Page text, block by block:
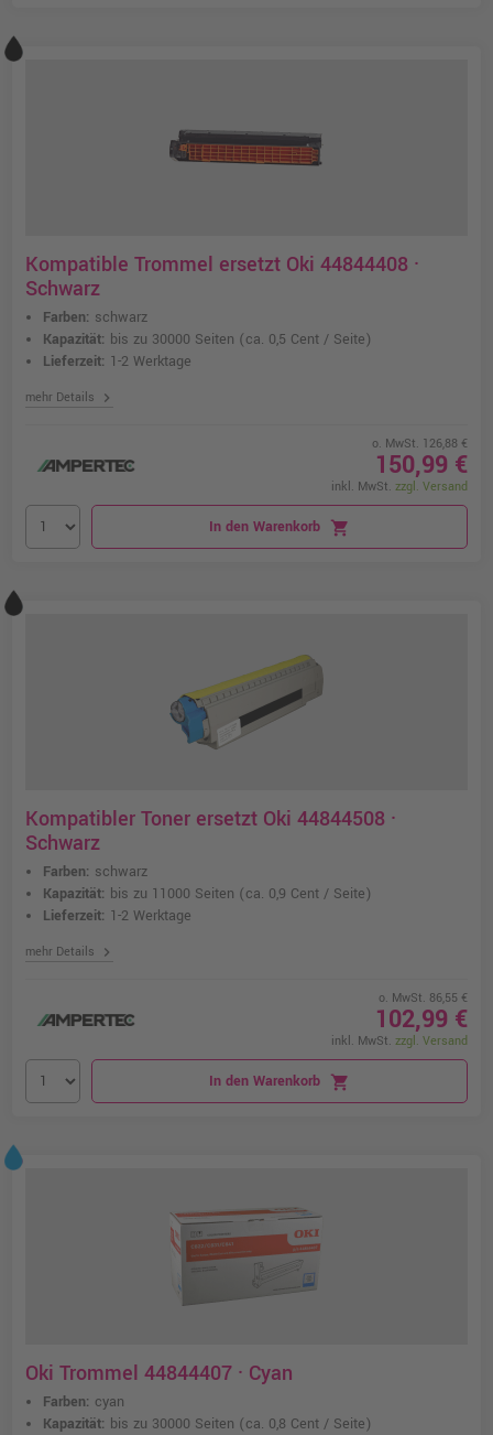
Kompatible Trommel ersetzt Oki 44844408 ·
Schwarz
Farben: schwarz
Kapazität: bis zu 30000 Seiten (ca. 0,5 Cent / Seite)
Lieferzeit: 1-2 Werktage
mehr Details chevron_right
o. MwSt. 126,88 €
150,99 €
inkl. MwSt. zzgl. Versand
In den Warenkorb shopping_cart
Kompatibler Toner ersetzt Oki 44844508 ·
Schwarz
Farben: schwarz
Kapazität: bis zu 11000 Seiten (ca. 0,9 Cent / Seite)
Lieferzeit: 1-2 Werktage
mehr Details chevron_right
o. MwSt. 86,55 €
102,99 €
inkl. MwSt. zzgl. Versand
In den Warenkorb shopping_cart
Oki Trommel 44844407 · Cyan
Farben: cyan
Kapazität: bis zu 30000 Seiten (ca. 0,8 Cent / Seite)